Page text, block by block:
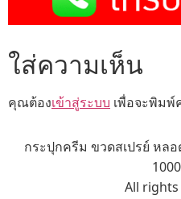
ใส่ความเห็น
คุณต้องเข้าสู่ระบบ เพื่อจะพิมพ์
กระปุกครีม ขวดสเปรย์ หล
All